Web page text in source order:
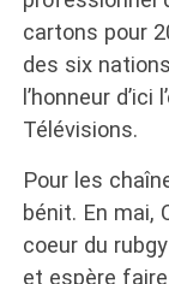
cartons pour
des six
l’honneur
Télévisions.
Pour les
bénit. En mai,
coeur du
et espère